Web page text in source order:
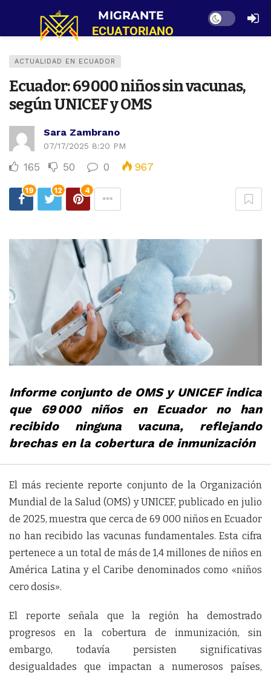
Dark mode
ACTUALIDAD EN ECUADOR
Ecuador: 69 000 niños sin vacunas,
según UNICEF y OMS
Sara Zambrano
07/17/2025 8:20 PM
165 50 0 967
19 12 4
Informe conjunto de OMS y UNICEF indica
que 69 000 niños en Ecuador no han
recibido ninguna vacuna, reflejando
brechas en la cobertura de inmunización
El más reciente reporte conjunto de la Organización
Mundial de la Salud (OMS) y UNICEF, publicado en julio
de 2025, muestra que cerca de 69 000 niños en Ecuador
no han recibido las vacunas fundamentales. Esta cifra
pertenece a un total de más de 1,4 millones de niños en
América Latina y el Caribe denominados como «niños
cero dosis».
El reporte señala que la región ha demostrado
progresos en la cobertura de inmunización, sin
embargo, todavía persisten significativas
desigualdades que impactan a numerosos países,